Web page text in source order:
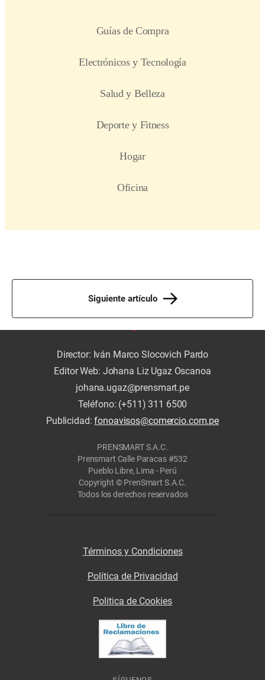
Siguiente artículo
Director: Iván Marco Slocovich Pardo
Editor Web: Johana Liz Ugaz Oscanoa
johana.ugaz@prensmart.pe
Teléfono: (+511) 311 6500
Publicidad:fonoavisos@comercio.com.pe
PRENSMART S.A.C.
Prensmart Calle Paracas #532
Pueblo Libre, Lima - Perú
Copyright © PrenSmart S.A.C.
Todos los derechos reservados
Términos y Condiciones
Política de Privacidad
Politica de Cookies